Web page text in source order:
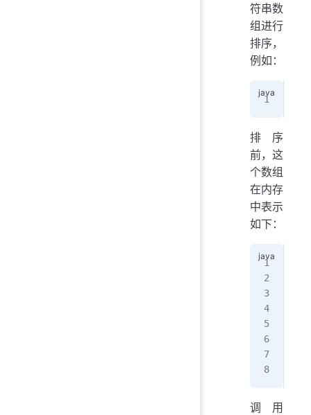
符串数
组进行
排序，
例如：
排序
前，这
个数组
在内存
中表示
如下：
调用